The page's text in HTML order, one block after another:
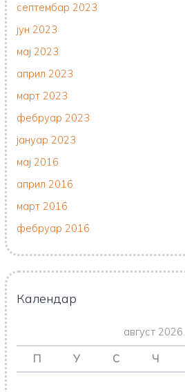
септембар 2023
јун 2023
мај 2023
април 2023
март 2023
фебруар 2023
јануар 2023
мај 2016
април 2016
март 2016
фебруар 2016
Календар
август 2026.
П У С Ч